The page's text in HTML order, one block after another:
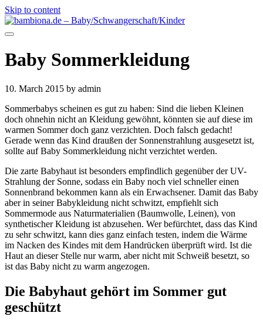
Skip to content
Baby Sommerkleidung
10. March 2015 by admin
Sommerbabys scheinen es gut zu haben: Sind die lieben Kleinen
doch ohnehin nicht an Kleidung gewöhnt, könnten sie auf diese im
warmen Sommer doch ganz verzichten. Doch falsch gedacht!
Gerade wenn das Kind draußen der Sonnenstrahlung ausgesetzt ist,
sollte auf Baby Sommerkleidung nicht verzichtet werden.
Die zarte Babyhaut ist besonders empfindlich gegenüber der UV-
Strahlung der Sonne, sodass ein Baby noch viel schneller einen
Sonnenbrand bekommen kann als ein Erwachsener. Damit das Baby
aber in seiner Babykleidung nicht schwitzt, empfiehlt sich
Sommermode aus Naturmaterialien (Baumwolle, Leinen), von
synthetischer Kleidung ist abzusehen. Wer befürchtet, dass das Kind
zu sehr schwitzt, kann dies ganz einfach testen, indem die Wärme
im Nacken des Kindes mit dem Handrücken überprüft wird. Ist die
Haut an dieser Stelle nur warm, aber nicht mit Schweiß besetzt, so
ist das Baby nicht zu warm angezogen.
Die Babyhaut gehört im Sommer gut
geschützt